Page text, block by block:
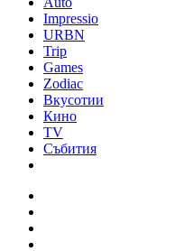
Impressio
URBN
Trip
Games
Zodiac
Вкусотии
Кино
TV
Събития